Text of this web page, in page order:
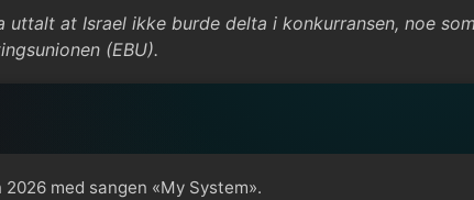
at Israel ikke burde delta i konkurransen, noe
(EBU).
med sangen «My System».